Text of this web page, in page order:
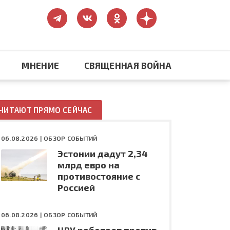
Конфликт на Украине
МНЕНИЕ СВЯЩЕННАЯ ВОЙНА
ПРЯМО СЕЙЧАС
06.08.2026 | ОБЗОР СОБЫТИЙ
Эстонии дадут 2,34
млрд евро на
противостояние с
Россией
06.08.2026 | ОБЗОР СОБЫТИЙ